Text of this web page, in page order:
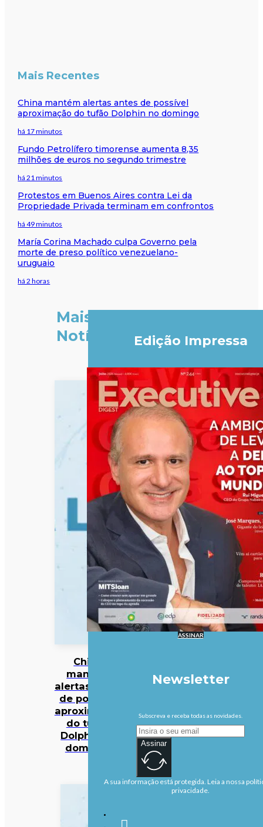
Mais Recentes
China mantém alertas antes de possível
aproximação do tufão Dolphin no domingo
há 17 minutos
Fundo Petrolífero timorense aumenta 8,35
milhões de euros no segundo trimestre
há 21 minutos
Protestos em Buenos Aires contra Lei da
Propriedade Privada terminam em confrontos
há 49 minutos
María Corina Machado culpa Governo pela
morte de preso político venezuelano-
uruguaio
há 2 horas
Mais
Notícias
China
mantém
alertas antes
de possível
aproximação
do tufão
Dolphin no
domingo
Edição Impressa
ASSINAR
Newsletter
Subscreva e receba todas as novidades.
Assinar
A sua informação está protegida. Leia a nossa
privacidade.